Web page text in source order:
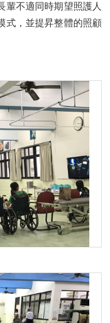
輩不適同時期望照護人
式，並提昇整體的照顧